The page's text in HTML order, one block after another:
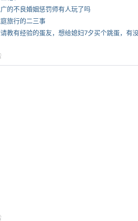
的不良婚姻惩罚师有人玩了吗
旅行的二三事